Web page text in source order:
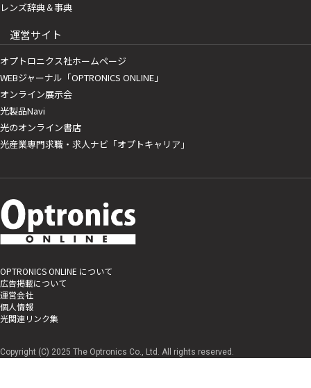
レンズ辞典＆事典
運営サイト
オプトロニクス社ホームページ
WEBジャーナル「OPTRONICS ONLINE」
オンライン展示会
光製品Navi
光のオンライン書店
光産業専門求職・求人ナビ「オプトキャリア」
OPTRONICS ONLINE について
広告掲載について
運営会社
個人情報
光関連リンク集
Copyright (C) 2025 The Optronics Co., Ltd. All rights reserved.